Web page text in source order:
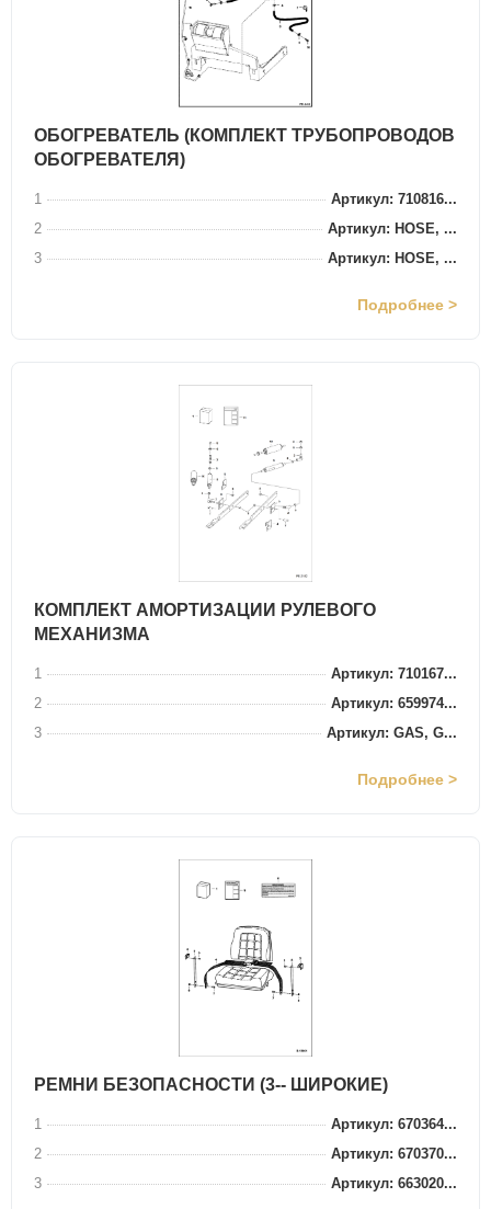
ОБОГРЕВАТЕЛЬ (КОМПЛЕКТ ТРУБОПРОВОДОВ
ОБОГРЕВАТЕЛЯ)
1
Артикул: 710816...
2
Артикул: HOSE, ...
3
Артикул: HOSE, ...
Подробнее >
КОМПЛЕКТ АМОРТИЗАЦИИ РУЛЕВОГО
МЕХАНИЗМА
1
Артикул: 710167...
2
Артикул: 659974...
3
Артикул: GAS, G...
Подробнее >
РЕМНИ БЕЗОПАСНОСТИ (3-- ШИРОКИЕ)
1
Артикул: 670364...
2
Артикул: 670370...
3
Артикул: 663020...